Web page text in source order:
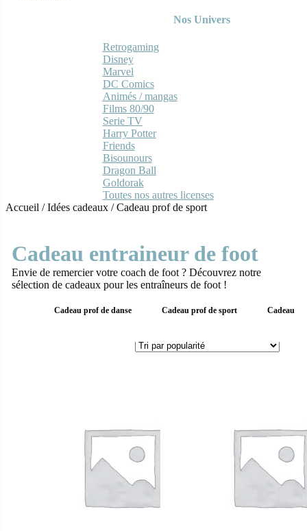
Nos Univers
Retrogaming
Disney
Marvel
DC Comics
Animés / mangas
Films 80/90
Serie TV
Harry Potter
Friends
Bisounours
Dragon Ball
Goldorak
Toutes nos autres licenses
Accueil /Idées cadeaux /Cadeau prof de sport
Cadeau entraineur de foot
Envie de remercier votre coach de foot ? Découvrez notre
sélection de cadeaux pour les entraîneurs de foot !
Cadeau prof de danse Cadeau prof de sport Cadeau